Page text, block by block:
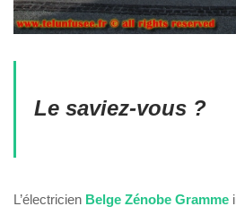
Le saviez-vous ?
L’électricien Belge Zénobe Gramme